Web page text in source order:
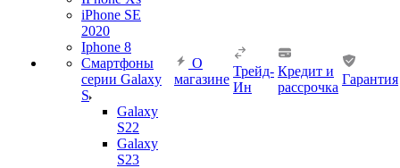
iPhone SE
2020
Iphone 8
Смартфоны
серии Galaxy
S
Galaxy
S22
Galaxy
S23
О
магазине
Трейд-
Ин
Кредит и
рассрочка
Гарантия